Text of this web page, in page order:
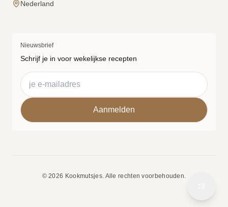
Nederland
Nieuwsbrief
Schrijf je in voor wekelijkse recepten
© 2026 Kookmutsjes. Alle rechten voorbehouden.